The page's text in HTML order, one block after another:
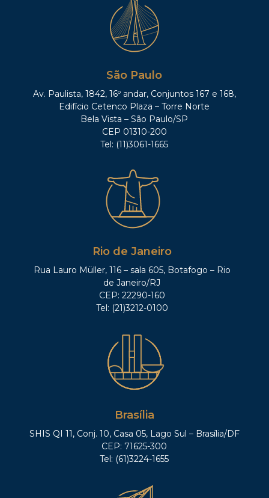
São Paulo
Av. Paulista, 1842, 16º andar, Conjuntos 167 e 168,
Edifício Cetenco Plaza – Torre Norte
Bela Vista – São Paulo/SP
CEP 01310-200
Tel: (11)3061-1665
Rio de Janeiro
Rua Lauro Müller, 116 – sala 605, Botafogo – Rio
de Janeiro/RJ
CEP: 22290-160
Tel: (21)3212-0100
Brasília
SHIS QI 11, Conj. 10, Casa 05, Lago Sul – Brasília/DF
CEP: 71625-300
Tel: (61)3224-1655